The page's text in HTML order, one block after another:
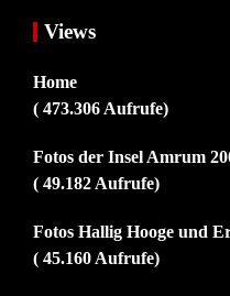
Views
Home
( 473.306 Aufrufe)
Fotos der Insel Amrum
( 49.182 Aufrufe)
Fotos Hallig Hooge und
( 45.160 Aufrufe)